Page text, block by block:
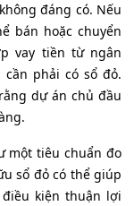
đáng có. Nếu
bán hoặc chuyển
vay tiền từ ngân
phải có sổ đỏ.
dự án chủ đầu
một tiêu chuẩn đo
sổ đỏ có thể giúp
kiện thuận lợi